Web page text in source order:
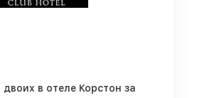
в отеле Корстон за